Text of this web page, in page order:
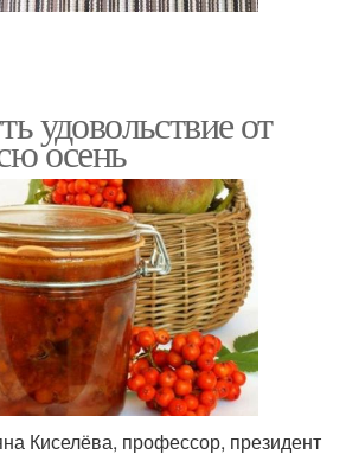
удовольствие от
осень
Киселёва, профессор, президент